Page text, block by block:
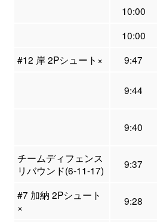
10:00
10:00
#12 岸 2Pシュート×
9:47
9:44
9:40
チームディフェンス
リバウンド(6-11-17)
9:37
#7 加納 2Pシュート
×
9:28